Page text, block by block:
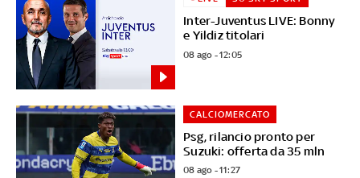
Inter-Juventus LIVE: Bonny
e Yildiz titolari
08 ago - 12:05
Psg, rilancio pronto per
Suzuki: offerta da 35 mln
CALCIOMERCATO
08 ago - 11:27